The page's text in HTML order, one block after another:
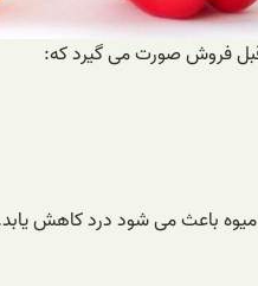
فروش صورت می گیرد که:
باعث می شود درد کاهش